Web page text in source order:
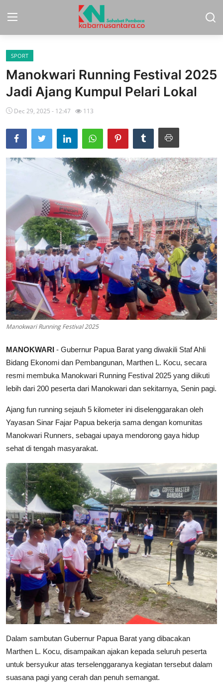
Home
Sport
Nasional
More
Daerah
Hukum
Parlementaria
SPORT
Manokwari Running Festival 2025
Jadi Ajang Kumpul Pelari Lokal
Dec 29, 2025 - 12:47 113
Manokwari Running Festival 2025
MANOKWARI - Gubernur Papua Barat yang diwakili Staf Ahli
Bidang Ekonomi dan Pembangunan, Marthen L. Kocu, secara
resmi membuka Manokwari Running Festival 2025 yang diikuti
lebih dari 200 peserta dari Manokwari dan sekitarnya, Senin pagi.
Ajang fun running sejauh 5 kilometer ini diselenggarakan oleh
Yayasan Sinar Fajar Papua bekerja sama dengan komunitas
Manokwari Runners, sebagai upaya mendorong gaya hidup
sehat di tengah masyarakat.
Dalam sambutan Gubernur Papua Barat yang dibacakan
Marthen L. Kocu, disampaikan ajakan kepada seluruh peserta
untuk bersyukur atas terselenggaranya kegiatan tersebut dalam
suasana pagi yang cerah dan penuh semangat.